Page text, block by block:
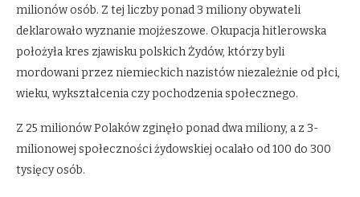
milionów osób. Z tej liczby ponad 3 miliony obywateli
deklarowało wyznanie mojżeszowe. Okupacja hitlerowska
położyła kres zjawisku polskich Żydów, którzy byli
mordowani przez niemieckich nazistów niezależnie od płci,
wieku, wykształcenia czy pochodzenia społecznego.
Z 25 milionów Polaków zginęło ponad dwa miliony, a z 3-
milionowej społeczności żydowskiej ocalało od 100 do 300
tysięcy osób.